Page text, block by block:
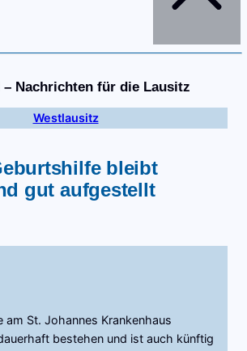
– Nachrichten für die Lausitz
Westlausitz
bleibt
gut aufgestellt
am St. Johannes Krankenhaus
bestehen und ist auch künftig